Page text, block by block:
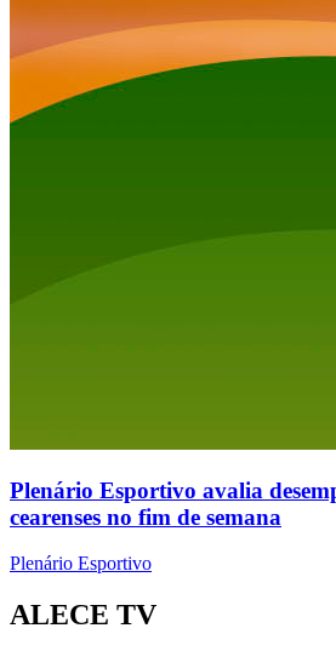
Plenário Esportivo avalia
cearenses no fim de semana
Plenário Esportivo
ALECE TV